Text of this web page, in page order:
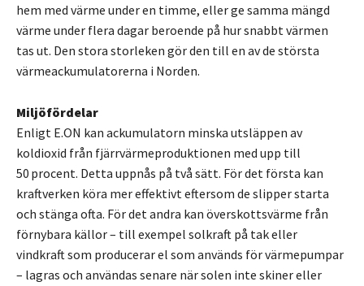
hem med värme under en timme, eller ge samma mängd
värme under flera dagar beroende på hur snabbt värmen
tas ut. Den stora storleken gör den till en av de största
värmeackumulatorerna i Norden.
Miljöfördelar
Enligt E.ON kan ackumulatorn minska utsläppen av
koldioxid från fjärrvärmeproduktionen med upp till
50 procent. Detta uppnås på två sätt. För det första kan
kraftverken köra mer effektivt eftersom de slipper starta
och stänga ofta. För det andra kan överskottsvärme från
förnybara källor – till exempel solkraft på tak eller
vindkraft som producerar el som används för värmepumpar
– lagras och användas senare när solen inte skiner eller